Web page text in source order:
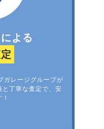
よる
ガレージグループが
丁寧な査定で、安